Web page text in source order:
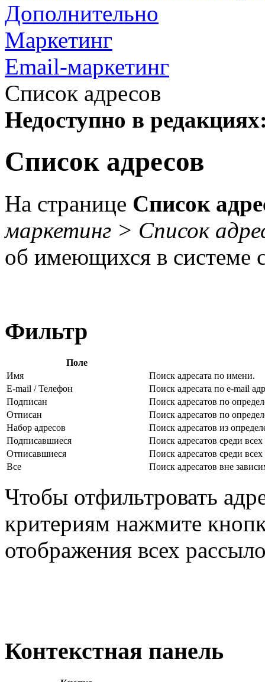
Дополнительно
Маркетинг
Email-маркетинг
Список адресов
Недоступно в
Список адресов
На странице Список
маркетинг > Список
об имеющихся в системе
Фильтр
Поле
Имя
Поиск адресата по имени.
E-mail / Телефон
Поиск адресата по e-mail
Подписан
Поиск адресатов по
Отписан
Поиск адресатов по
Набор адресов
Поиск адресатов из
Подписавшиеся
Поиск адресатов среди
Отписавшиеся
Поиск адресатов среди
Все
Поиск адресатов вне
Чтобы отфильтровать
критериям нажмите
отображения всех
Контекстная панель